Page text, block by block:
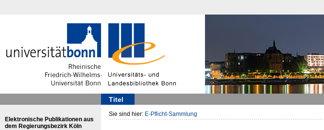
Titel
Elektronische Publikationen aus
dem Regierungsbezirk Köln
Sie sind hier: E-Pflicht-Sammlung